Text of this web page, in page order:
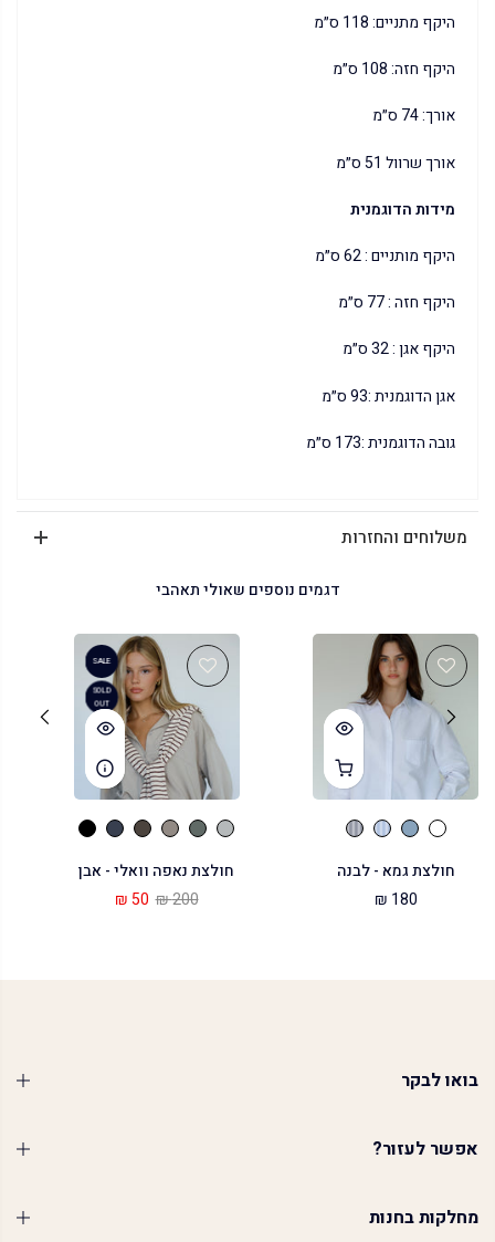
היקף מתניים: 118 ס״מ
היקף חזה: 108 ס״מ
אורך: 74 ס״מ
אורך שרוול 51 ס״מ
מידות הדוגמנית
היקף מותניים : 62 ס״מ
היקף חזה : 77 ס״מ
היקף אגן : 32 ס״מ
אגן הדוגמנית :93 ס״מ
גובה הדוגמנית :173 ס״מ
משלוחים והחזרות
דגמים נוספים שאולי תאהבי
חולצת גמא - לבנה
180 ₪
SALE
SOLD
OUT
חולצת נאפה וואלי - אבן
200 ₪
50 ₪
בואו לבקר
אפשר לעזור?
מחלקות בחנות